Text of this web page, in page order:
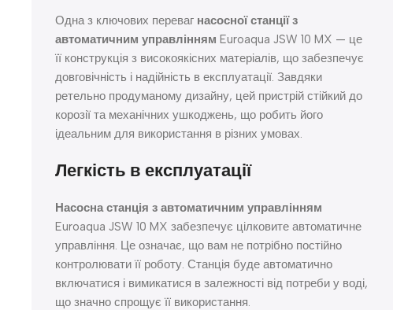
Одна з ключових переваг насосної станції з
автоматичним управлінням Euroaqua JSW 10 MX — це
її конструкція з високоякісних матеріалів, що забезпечує
довговічність і надійність в експлуатації. Завдяки
ретельно продуманому дизайну, цей пристрій стійкий до
корозії та механічних ушкоджень, що робить його
ідеальним для використання в різних умовах.
Легкість в експлуатації
Насосна станція з автоматичним управлінням
Euroaqua JSW 10 MX забезпечує цілковите автоматичне
управління. Це означає, що вам не потрібно постійно
контролювати її роботу. Станція буде автоматично
включатися і вимикатися в залежності від потреби у воді,
що значно спрощує її використання.